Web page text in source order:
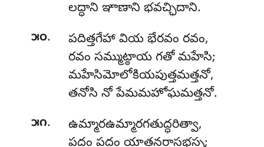
లద్ధాని ఞాణాని భవచ్ఛిదాని.
౫౦.
పదిత్తగేహా వియ భేరవం రవం,
రవం సమ్ముట్ఠాయ గతో మహేసి;
మహేసిమోలోకియపుత్తమత్తనో,
తనోసి నో పేమమహోఘమత్తనో.
౫౧.
ఉమ్మారఉమ్మారగతుద్ధరిత్వా,
పదం పదం యాతనరాసభస్స;